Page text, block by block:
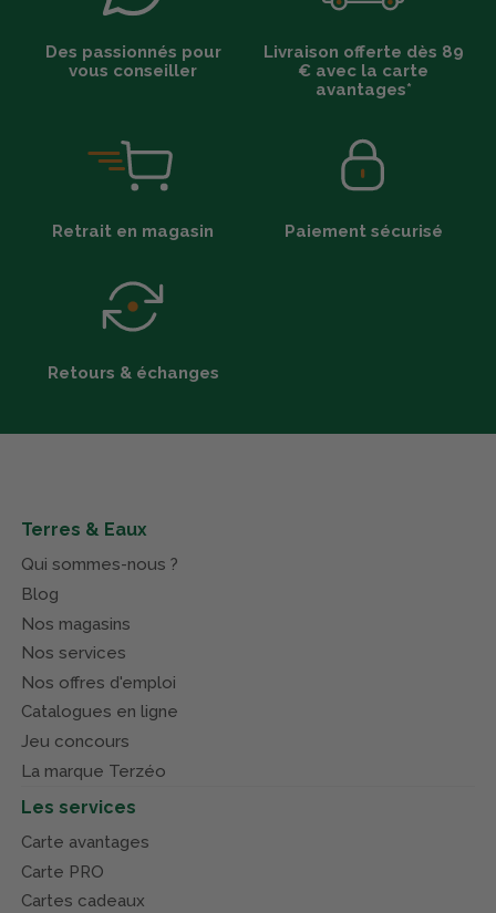
Des passionnés pour
vous conseiller
Livraison offerte dès 89
€ avec la carte
avantages*
Retrait en magasin Paiement sécurisé
Retours & échanges
Terres & Eaux
Qui sommes-nous ?
Blog
Nos magasins
Nos services
Nos offres d'emploi
Catalogues en ligne
Jeu concours
La marque Terzéo
Les services
Carte avantages
Carte PRO
Cartes cadeaux